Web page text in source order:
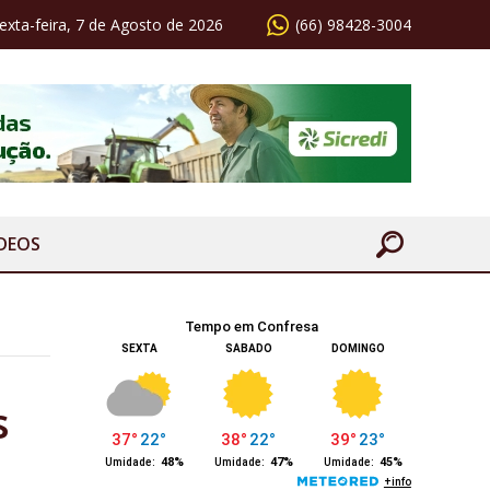
feira, 7 de Agosto de 2026 (66) 98428-3004